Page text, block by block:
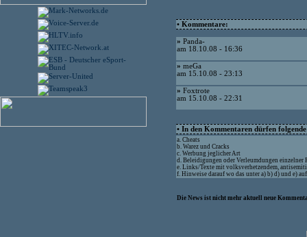
• Kommentare:
» Panda-
am 18.10.08 - 16:36
» meGa
am 15.10.08 - 23:13
» Foxtrote
am 15.10.08 - 22:31
• In den Kommentaren dürfen
a. Cheats
b. Warez und Cracks
c. Werbung jeglicher Art
d. Beleidigungen oder Verleumdungen einzelner
e. Links/Texte mit volksverhetzendem,
f. Hinweise darauf wo das unter a) b) d) und e)
Die News ist nicht mehr aktuell neue